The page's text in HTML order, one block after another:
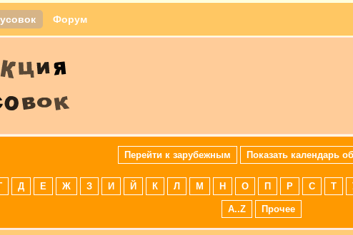
Форум
Перейти к зарубежным Показать календарь
Д Е Ж З И Й К Л М Н О П Р С Т
A..Z Прочее